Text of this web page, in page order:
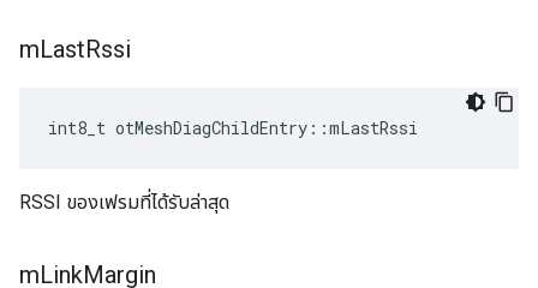
mLastRssi
int8_t otMeshDiagChildEntry ::mLastRssi
RSSI ของเฟรมที่ได้รับล่าสุด
mLinkMargin